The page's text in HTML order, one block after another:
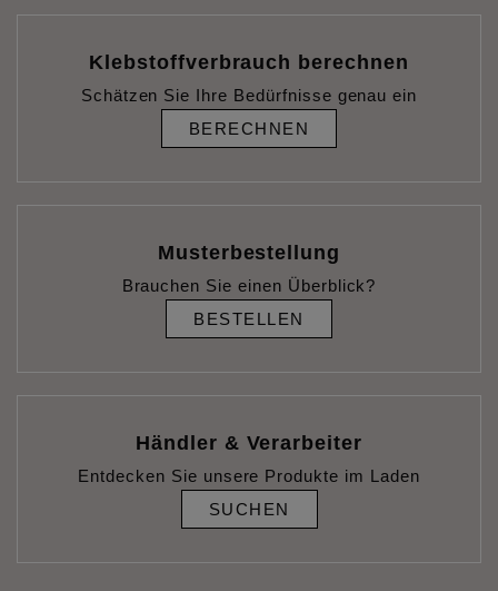
Klebstoffverbrauch berechnen
Schätzen Sie Ihre Bedürfnisse genau ein
BERECHNEN
Musterbestellung
Brauchen Sie einen Überblick?
BESTELLEN
Händler & Verarbeiter
Entdecken Sie unsere Produkte im Laden
SUCHEN